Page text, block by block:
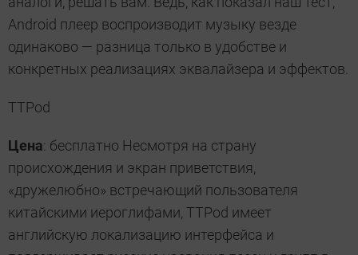
Android плеер воспроизводит музыку везде
одинаково — разница только в удобстве и
конкретных реализациях эквалайзера и эффектов.
TTPod
Цена: бесплатно Несмотря на страну
происхождения и экран приветствия,
«дружелюбно» встречающий пользователя
китайскими иероглифами, TTPod имеет
английскую локализацию интерфейса и